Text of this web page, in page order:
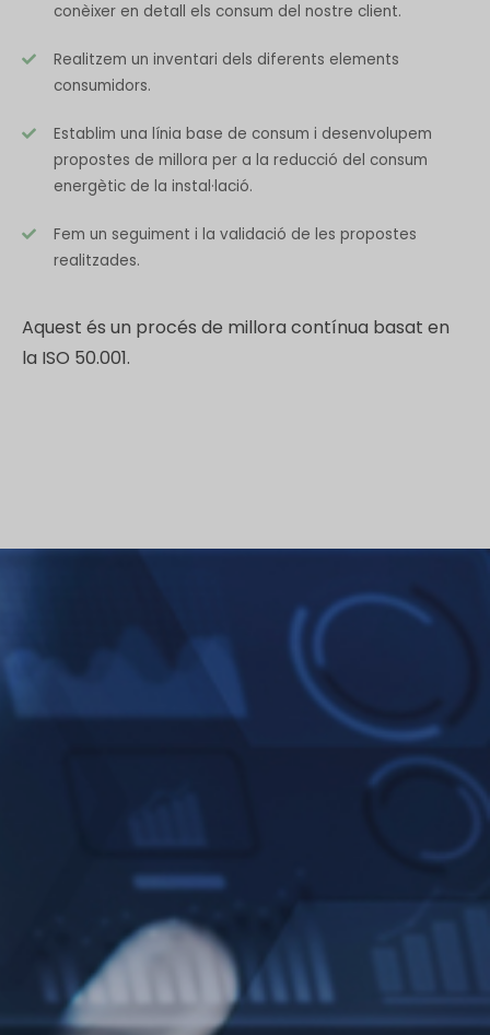
conèixer en detall els consum del nostre client.
Realitzem un inventari dels diferents elements
consumidors.
Establim una línia base de consum i desenvolupem
propostes de millora per a la reducció del consum
energètic de la instal·lació.
Fem un seguiment i la validació de les propostes
realitzades.
Aquest és un procés de millora contínua basat en
la ISO 50.001.